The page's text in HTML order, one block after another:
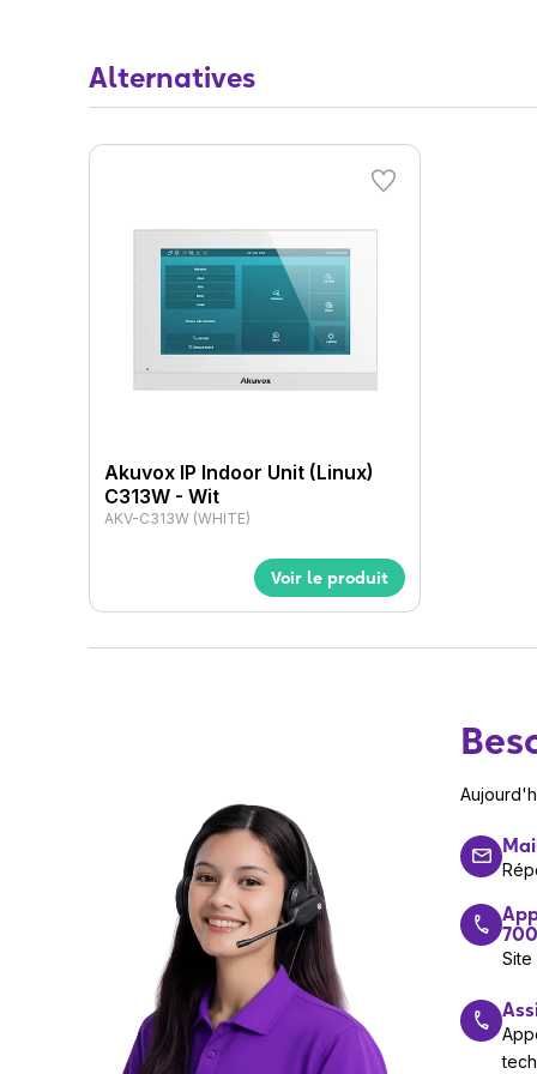
argent
Vous pouvez choisir d'acheter un support
Akuvox, comme l'E12W. Cela est utilisé dans
bâtiments modernes et des ensembles de
Alternatives
Akuvox IP Indoor Unit (Linux)
C313W - Wit
AKV-C313W (WHITE)
Voir le produit